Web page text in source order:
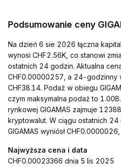
Podsumowanie ceny
Na dzień 6 sie 2026 łączna
wynosi CHF2.56K, co stanowi
ostatnich 24 godzin. Aktualna
CHF0.00000257, a 24-godzinny
CHF38.14. Podaż w obiegu
czym maksymalna podaż to
rynkowej GIGAMAS zajmuje
kryptowalut. W ciągu ostatnich
GIGAMAS wyniósł
Najwyższa cena i data
CHF0.00023366 dnia 5 lis 2025